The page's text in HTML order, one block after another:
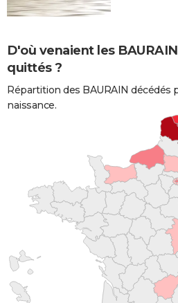
D'où venaient les
quittés ?
Répartition des BAURAIN décédés
naissance.